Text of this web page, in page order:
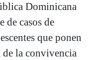
Dominicana
de casos de
que ponen
de la convivencia